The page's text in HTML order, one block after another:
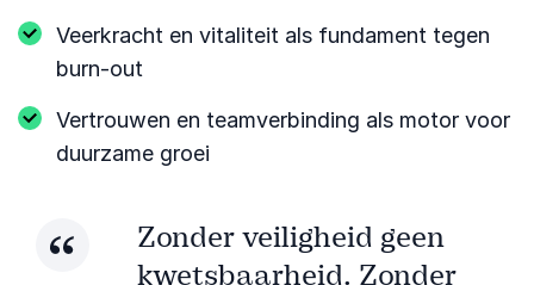
Veerkracht en vitaliteit als fundament tegen
burn-out
Vertrouwen en teamverbinding als motor voor
duurzame groei
Zonder veiligheid geen
kwetsbaarheid. Zonder